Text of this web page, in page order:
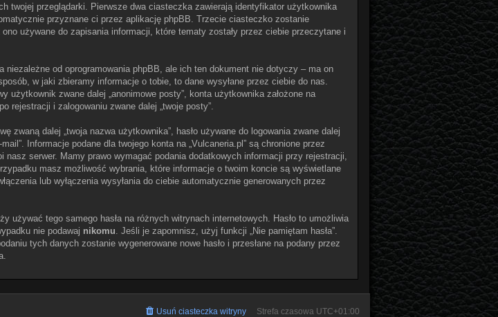
twojej przeglądarki. Pierwsze dwa ciasteczka zawierają identyfikator użytkownika
przyznane ci przez aplikację phpBB. Trzecie ciasteczko zostanie
używane do zapisania informacji, które tematy zostały przez ciebie przeczytane i
od oprogramowania phpBB, ale ich ten dokument nie dotyczy – ma on
w jaki zbieramy informacje o tobie, to dane wysyłane przez ciebie do nas.
zwane dalej „anonimowe posty”, konta użytkownika założone na
rejestracji i zalogowaniu zwane dalej „twoje posty”.
zwaną dalej „twoja nazwa użytkownika”, hasło używane do logowania zwane dalej
Informacje podane dla twojego konta na „Vulcaneria.pl” są chronione przez
serwer. Mamy prawo wymagać podania dodatkowych informacji przy rejestracji,
masz możliwość wybrania, które informacje o twoim koncie są wyświetlane
lub wyłączenia wysyłania do ciebie automatycznie generowanych przez
używać tego samego hasła na różnych witrynach internetowych. Hasło to umożliwia
nie podawaj nikomu . Jeśli je zapomnisz, użyj funkcji „Nie pamiętam hasła”.
tych danych zostanie wygenerowane nowe hasło i przesłane na podany przez
Strefa czasowa UTC+01:00
Usuń ciasteczka witryny